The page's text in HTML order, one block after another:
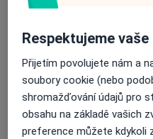
Co mám v takové
Způsoby platby
Na teto adrese lékař
Detaily
Respektujeme
Přijetím povolujete nám a
soubory cookie (nebo
shromažďování údajů pro
obsahu na základě vašich
preference můžete kdykoli